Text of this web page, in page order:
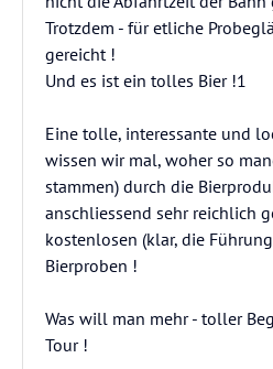
Trotzdem - für etliche
gereicht !
Und es ist ein tolles Bier !1
Eine tolle, interessante und
wissen wir mal, woher so
stammen) durch die
anschliessend sehr reichlich
kostenlosen (klar, die
Bierproben !
Was will man mehr - toller
Tour !